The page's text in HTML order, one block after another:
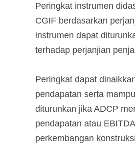
Peringkat instrumen
CGIF berdasarkan
instrumen dapat
terhadap perjanjian
Peringkat dapat
pendapatan serta
diturunkan jika ADCP
pendapatan atau
perkembangan